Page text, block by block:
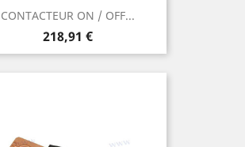
CONTACTEUR ON / OFF...
Prix
218,91 €